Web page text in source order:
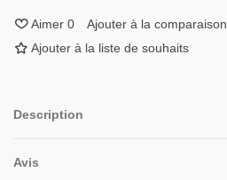
Aimer 0 Ajouter à la comparaison
Ajouter à la liste de souhaits
Description
Avis